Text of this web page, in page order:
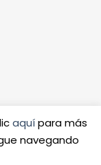
Copyright 2026 ©
aquípara más
navegando